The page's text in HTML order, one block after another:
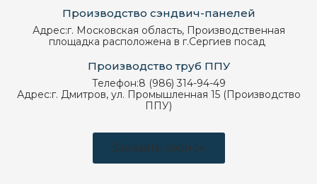
Производство сэндвич-панелей
Адрес:г. Московская область, Производственная
площадка расположена в г.Сергиев посад
Производство труб ППУ
Телефон:8 (986) 314-94-49
Адрес:г. Дмитров, ул. Промышленная 15 (Производство
ППУ)
Заказать звонок